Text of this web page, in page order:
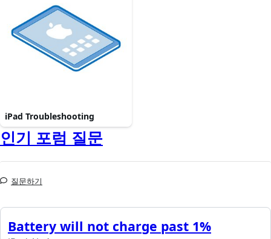
iPad Troubleshooting
인기 포럼 질문
질문하기
Battery will not charge past 1%